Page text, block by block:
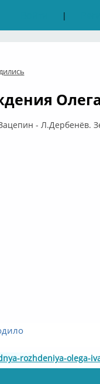
|
- Л.Дербенёв.
rozhdeniya-olega-